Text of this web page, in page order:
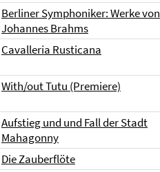
Berliner Symphoniker: Werke von
Johannes Brahms
Cavalleria Rusticana
With/out Tutu (Premiere)
Aufstieg und und Fall der Stadt
Mahagonny
Die Zauberflöte